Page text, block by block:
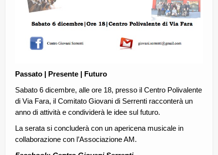
Passato | Presente | Futuro
Sabato 6 dicembre, alle ore 18, presso il Centro Polivalente
di Via Fara, il Comitato Giovani di Serrenti racconterà un
anno di attività e condividerà le idee sul futuro.
La serata si concluderà con un apericena musicale in
collaborazione con l’Associazione AM.